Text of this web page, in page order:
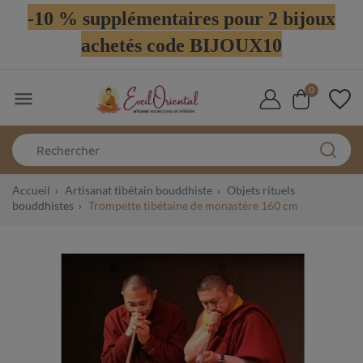
-10 % supplémentaires pour 2 bijoux
achetés code BIJOUX10
 0
Accueil Artisanat tibétain bouddhiste
Objets rituels
bouddhistes
Trompette tibétaine de monastère 160 cm